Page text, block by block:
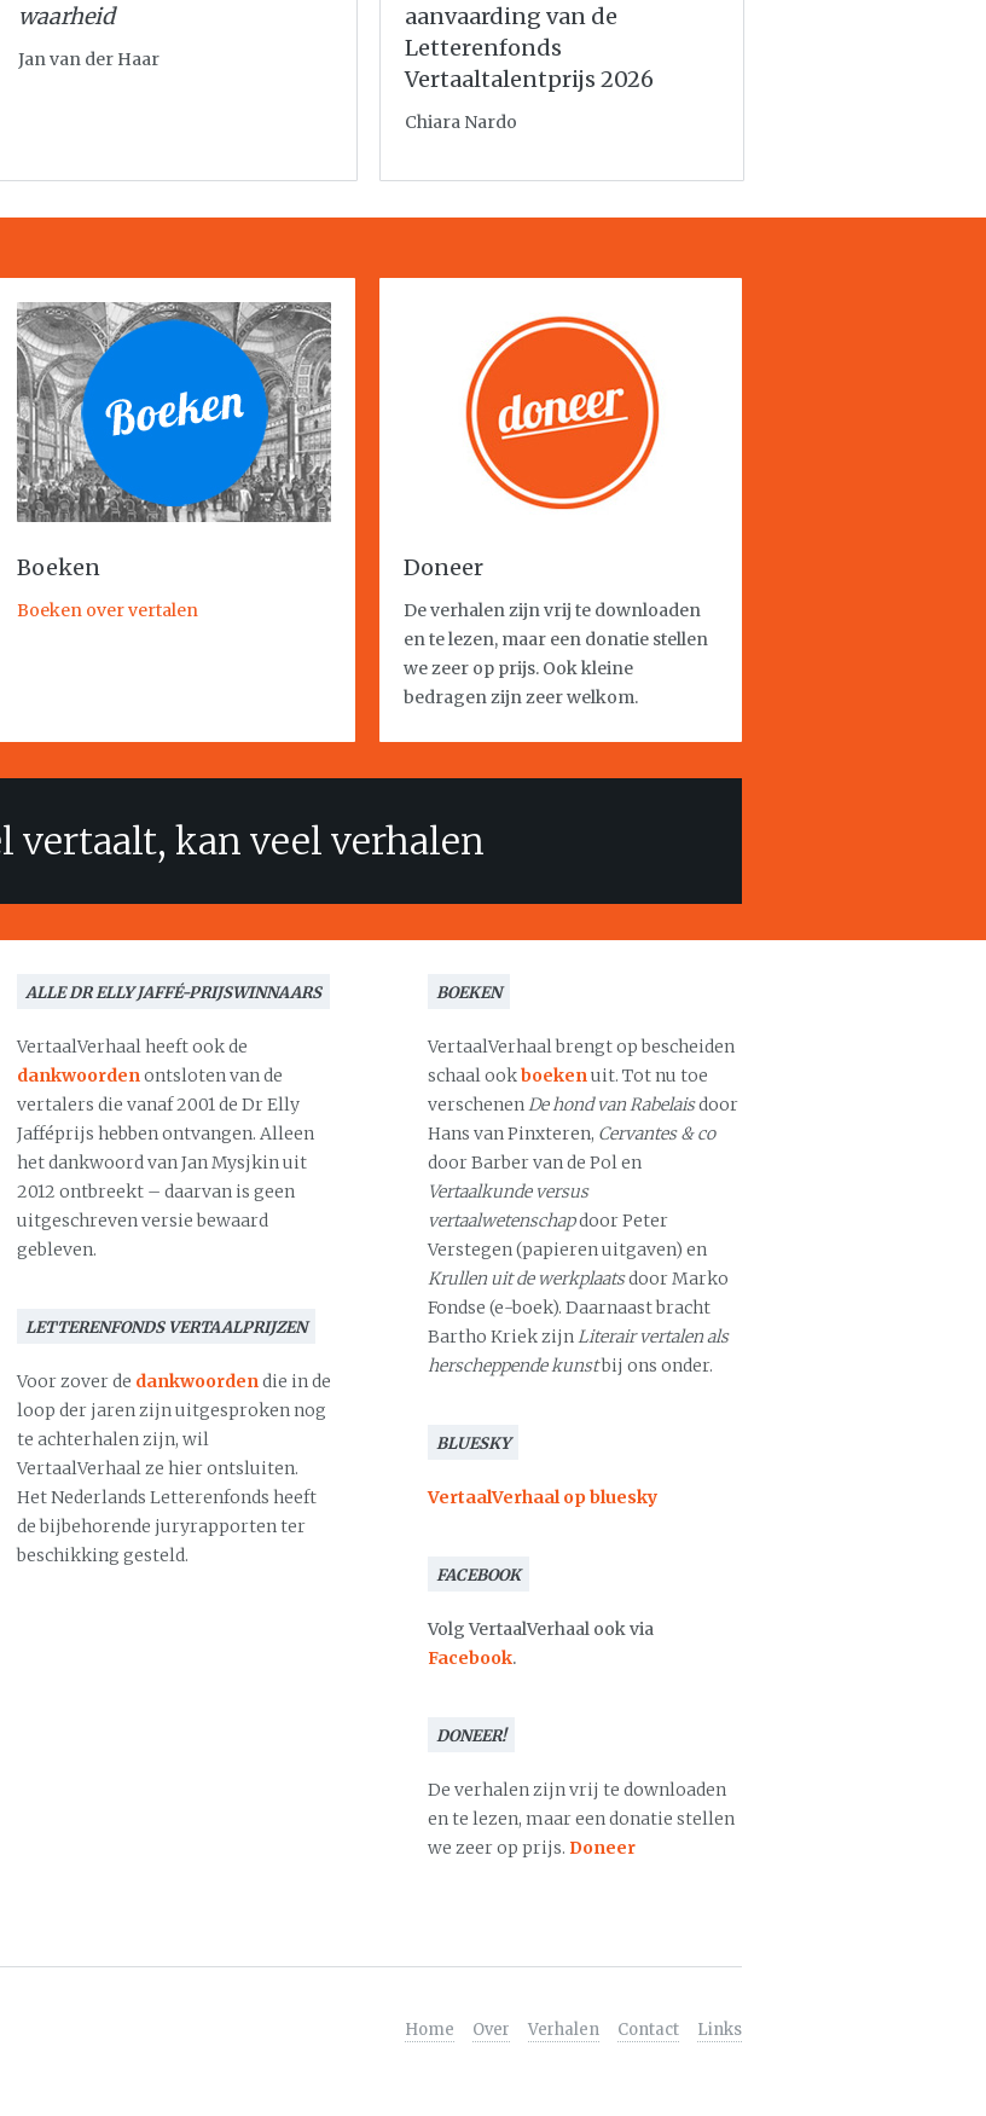
waarheid
Jan van der Haar
aanvaarding van de
Letterenfonds
Vertaaltalentprijs 2026
Chiara Nardo
Boeken
Boeken over vertalen
Doneer
De verhalen zijn vrij te downloaden
en te lezen, maar een donatie stellen
we zeer op prijs. Ook kleine
bedragen zijn zeer welkom.
vertaalt, kan veel verhalen
ALLE DR ELLY JAFFÉ-PRIJSWINNAARS
VertaalVerhaal heeft ook de
dankwoordenontsloten van de
vertalers die vanaf 2001 de Dr Elly
Jafféprijs hebben ontvangen. Alleen
het dankwoord van Jan Mysjkin uit
2012 ontbreekt – daarvan is geen
uitgeschreven versie bewaard
gebleven.
LETTERENFONDS VERTAALPRIJZEN
Voor zover de dankwoordendie in de
loop der jaren zijn uitgesproken nog
te achterhalen zijn, wil
VertaalVerhaal ze hier ontsluiten.
Het Nederlands Letterenfonds heeft
de bijbehorende juryrapporten ter
beschikking gesteld.
BOEKEN
VertaalVerhaal brengt op bescheiden
schaal ookboekenuit. Tot nu toe
verschenenDe hond van Rabelaisdoor
Hans van Pinxteren, Cervantes & co
door Barber van de Pol en
Vertaalkunde versus
vertaalwetenschapdoor Peter
Verstegen (papieren uitgaven) en
Krullen uit de werkplaatsdoor Marko
Fondse (e-boek). Daarnaast bracht
Bartho Kriek zijnLiterair vertalen als
herscheppende kunstbij ons onder.
BLUESKY
VertaalVerhaal op bluesky
FACEBOOK
Volg VertaalVerhaal ook via
Facebook.
DONEER!
De verhalen zijn vrij te downloaden
en te lezen, maar een donatie stellen
we zeer op prijs. Doneer
Home Over Verhalen Contact Links